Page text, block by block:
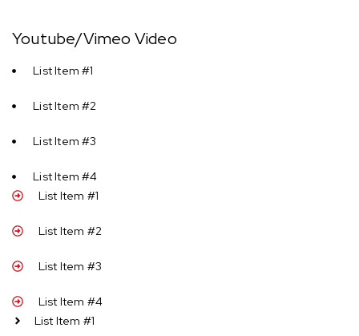
Youtube/Vimeo Video
List Item #1
List Item #2
List Item #3
List Item #4
List Item #1
List Item #2
List Item #3
List Item #4
List Item #1